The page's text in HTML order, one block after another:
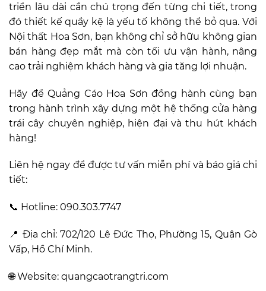
triển lâu dài cần chú trọng đến từng chi tiết, trong
đó thiết kế quầy kệ là yếu tố không thể bỏ qua. Với
Nội thất Hoa Sơn, bạn không chỉ sở hữu không gian
bán hàng đẹp mắt mà còn tối ưu vận hành, nâng
cao trải nghiệm khách hàng và gia tăng lợi nhuận.
Hãy để Quảng Cáo Hoa Sơn đồng hành cùng bạn
trong hành trình xây dựng một hệ thống cửa hàng
trái cây chuyên nghiệp, hiện đại và thu hút khách
hàng!
Liên hệ ngay để được tư vấn miễn phí và báo giá chi
tiết:
📞 Hotline: 090.303.7747
📍 Địa chỉ: 702/120 Lê Đức Thọ, Phường 15, Quận Gò
Vấp, Hồ Chí Minh.
🌐 Website: quangcaotrangtri.com